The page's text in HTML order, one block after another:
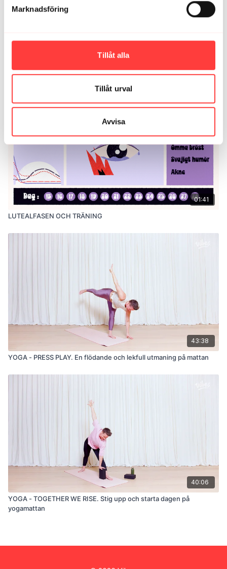
Marknadsföring
Tillåt alla
Tillåt urval
Avvisa
YOGA - THE REMEDY. Mota bort spänningar och mensvärk
01:41
LUTEALFASEN OCH TRÄNING
43:38
YOGA - PRESS PLAY. En flödande och lekfull utmaning på mattan
40:06
YOGA - TOGETHER WE RISE. Stig upp och starta dagen på
yogamattan